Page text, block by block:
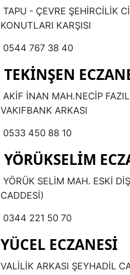
TAPU - ÇEVRE ŞEHİRCİLİK
KONUTLARI KARŞISI
0544 767 38 40
TEKİNŞEN
AKİF İNAN MAH.NECİP
VAKIFBANK ARKASI
0533 450 88 10
YÖRÜKSELİM
YÖRÜK SELİM MAH. ESKİ
CADDESİ)
0344 221 50 70
YÜCEL ECZANESİ
VALİLİK ARKASI ŞEYHADİL